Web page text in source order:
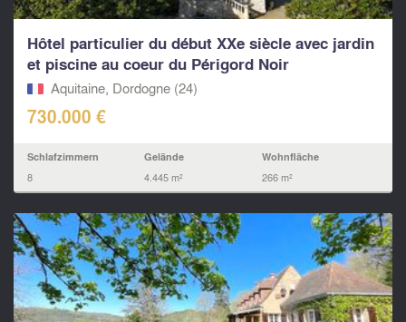
Hôtel particulier du début XXe siècle avec jardin
et piscine au coeur du Périgord Noir
Aquitaine, Dordogne (24)
730.000 €
Schlafzimmern
8
Gelände
4.445 m²
Wohnfläche
266 m²